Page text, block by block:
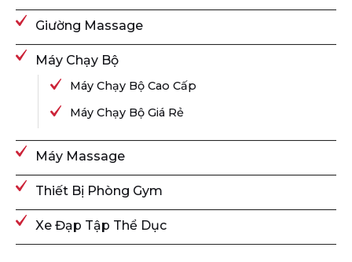
Giường Massage
Máy Chạy Bộ
Máy Chạy Bộ Cao Cấp
Máy Chạy Bộ Giá Rẻ
Máy Massage
Thiết Bị Phòng Gym
Xe Đạp Tập Thể Dục